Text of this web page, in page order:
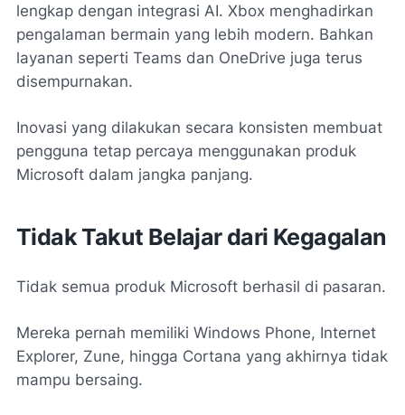
lengkap dengan integrasi AI. Xbox menghadirkan
pengalaman bermain yang lebih modern. Bahkan
layanan seperti Teams dan OneDrive juga terus
disempurnakan.
Inovasi yang dilakukan secara konsisten membuat
pengguna tetap percaya menggunakan produk
Microsoft dalam jangka panjang.
Tidak Takut Belajar dari Kegagalan
Tidak semua produk Microsoft berhasil di pasaran.
Mereka pernah memiliki Windows Phone, Internet
Explorer, Zune, hingga Cortana yang akhirnya tidak
mampu bersaing.